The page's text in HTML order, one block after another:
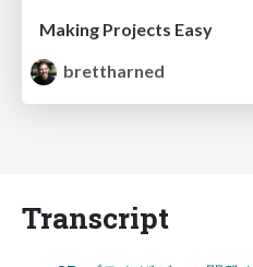
Making Projects Easy
brettharned
Transcript